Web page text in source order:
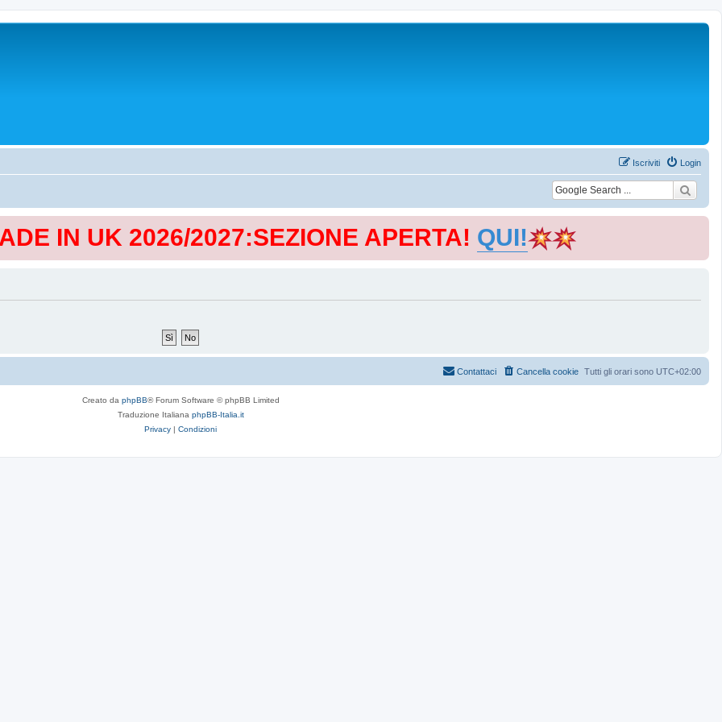
Login
Iscriviti
IN UK 2026/2027:SEZIONE APERTA! QUI!
Tutti gli orari sono UTC+02:00
Cancella cookie
Contattaci
Creato da phpBB® Forum Software © phpBB Limited
Traduzione Italiana phpBB-Italia.it
Privacy | Condizioni